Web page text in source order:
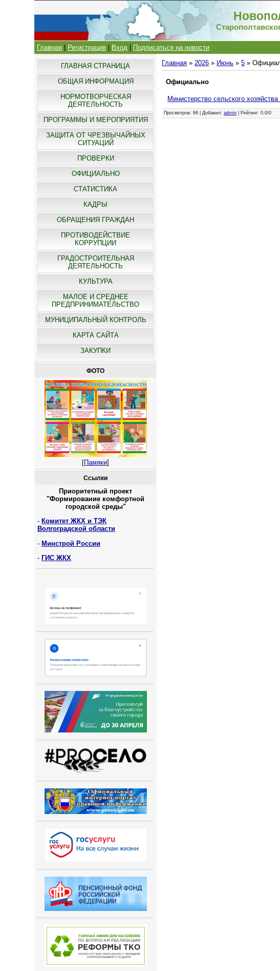
Главная Регистрация Вход Подписаться на новости
ГЛАВНАЯ СТРАНИЦА
ОБЩАЯ ИНФОРМАЦИЯ
НОРМОТВОРЧЕСКАЯ
ДЕЯТЕЛЬНОСТЬ
ПРОГРАММЫ И МЕРОПРИЯТИЯ
ЗАЩИТА ОТ ЧРЕЗВЫЧАЙНЫХ
СИТУАЦИЙ
ПРОВЕРКИ
ОФИЦИАЛЬНО
СТАТИСТИКА
КАДРЫ
ОБРАЩЕНИЯ ГРАЖДАН
ПРОТИВОДЕЙСТВИЕ
КОРРУПЦИИ
ГРАДОСТРОИТЕЛЬНАЯ
ДЕЯТЕЛЬНОСТЬ
КУЛЬТУРА
МАЛОЕ И СРЕДНЕЕ
ПРЕДПРИНИМАТЕЛЬСТВО
МУНИЦИПАЛЬНЫЙ КОНТРОЛЬ
КАРТА САЙТА
ЗАКУПКИ
ФОТО
[Памяки]
Ссылки
Приоритетный проект
"Формирование комфортной
городской среды"
- Комитет ЖКХ и ТЭК
Волгоградской области
-Минстрой России
- ГИС ЖКХ
Главная »2026 » Июнь » 5 »
Официально
Министерство сельского
Просмотров: 66 |Добавил:admin Рейтинг:0.0/0